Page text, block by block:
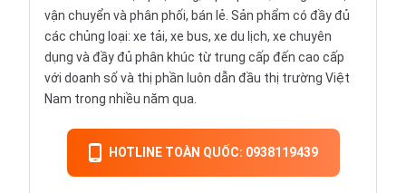
vận chuyển và phân phối, bán lẻ. Sản phẩm có đầy đủ
các chủng loại: xe tải, xe bus, xe du lịch, xe chuyên
dụng và đầy đủ phân khúc từ trung cấp đến cao cấp
với doanh số và thị phần luôn dẫn đầu thị trường Việt
Nam trong nhiều năm qua.
HOTLINE TOÀN QUỐC: 0938119439